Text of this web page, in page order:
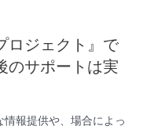
ロジェクト』で
のサポートは実
報提供や、場合によっ